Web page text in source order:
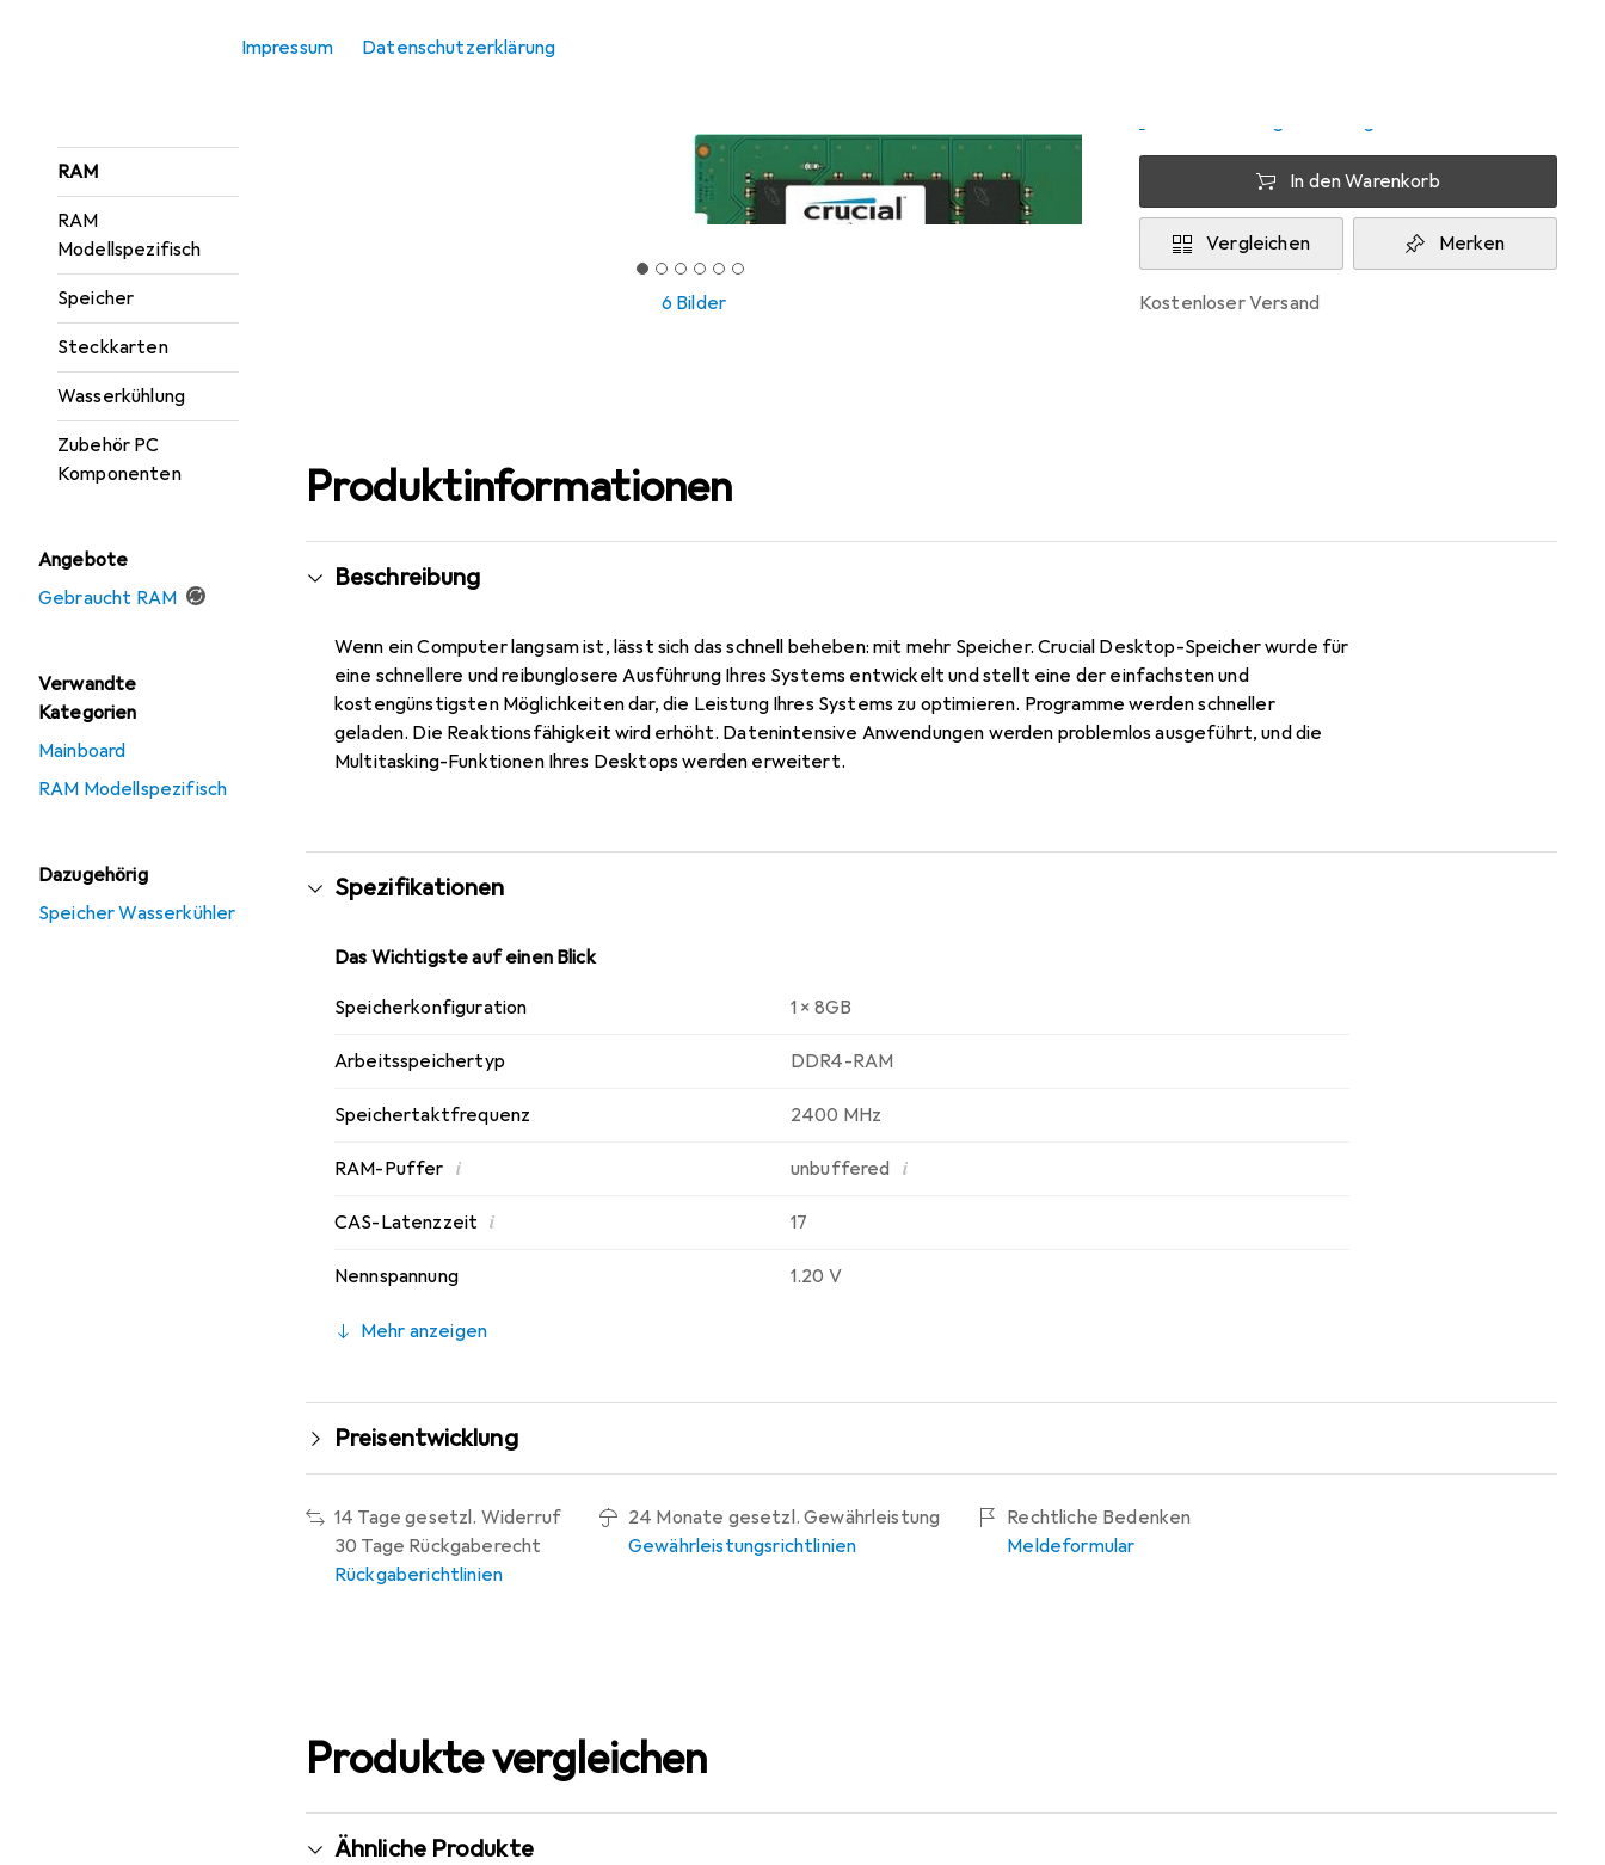
Impressum Datenschutzerklärung
RAM
RAM
Modellspezifisch
Speicher
Steckkarten
Wasserkühlung
Zubehör PC
Komponenten
Angebote
Gebraucht RAM
Verwandte
Kategorien
Mainboard
RAM Modellspezifisch
Dazugehörig
Speicher Wasserkühler
6 Bilder
In den Warenkorb
Vergleichen Merken
kostenloser Versand
Produktinformationen
Beschreibung
Wenn ein Computer langsam ist, lässt sich das schnell beheben: mit mehr Speicher. Crucial Desktop-Speicher wurde für
eine schnellere und reibunglosere Ausführung Ihres Systems entwickelt und stellt eine der einfachsten und
kostengünstigsten Möglichkeiten dar, die Leistung Ihres Systems zu optimieren. Programme werden schneller
geladen. Die Reaktionsfähigkeit wird erhöht. Datenintensive Anwendungen werden problemlos ausgeführt, und die
Multitasking-Funktionen Ihres Desktops werden erweitert.
Spezifikationen
Das Wichtigste auf einen Blick
Speicherkonfiguration 1 x 8GB
Arbeitsspeichertyp DDR4-RAM
Speichertaktfrequenz 2400 MHz
RAM-Puffer i unbuffered i
CAS-Latenzzeit i 17
Nennspannung 1.20 V
Mehr anzeigen
Preisentwicklung
14 Tage gesetzl. Widerruf
30 Tage Rückgaberecht
Rückgaberichtlinien
24 Monate gesetzl. Gewährleistung
Gewährleistungsrichtlinien
Rechtliche Bedenken
Meldeformular
Produkte vergleichen
Ähnliche Produkte